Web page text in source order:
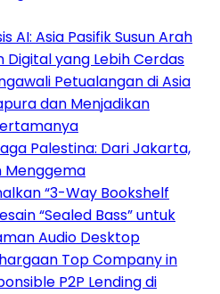
AI: Asia Pasifik Susun Arah
Digital yang Lebih Cerdas
Petualangan di Asia
dan Menjadikan
Palestina: Dari Jakarta,
Menggema
“3-Way Bookshelf
“Sealed Bass” untuk
Audio Desktop
Top Company in
P2P Lending di